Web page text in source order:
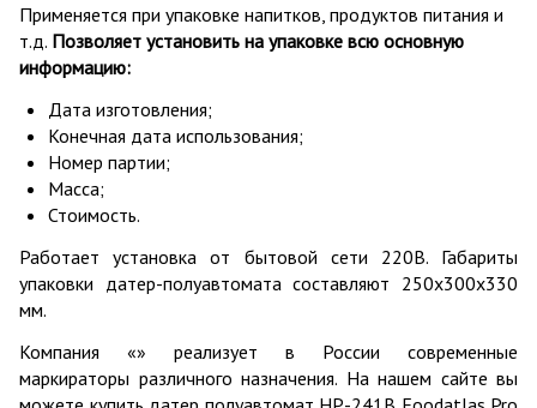
Применяется при упаковке напитков, продуктов питания и
т.д. Позволяет установить на упаковке всю основную
информацию:
Дата изготовления;
Конечная дата использования;
Номер партии;
Масса;
Стоимость.
Работает установка от бытовой сети 220В. Габариты
упаковки датер-полуавтомата составляют 250х300х330
мм.
Компания «» реализует в России современные
маркираторы различного назначения. На нашем сайте вы